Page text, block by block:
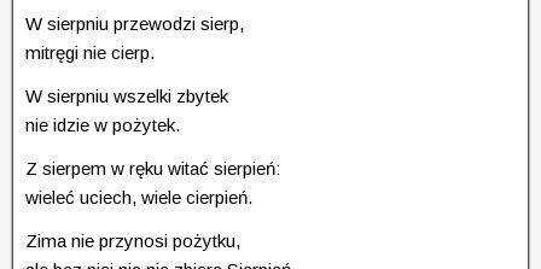
W sierpniu przewodzi sierp,
mitręgi nie cierp.
W sierpniu wszelki zbytek
nie idzie w pożytek.
Z sierpem w ręku witać sierpień:
wieleć uciech, wiele cierpień.
Zima nie przynosi pożytku,